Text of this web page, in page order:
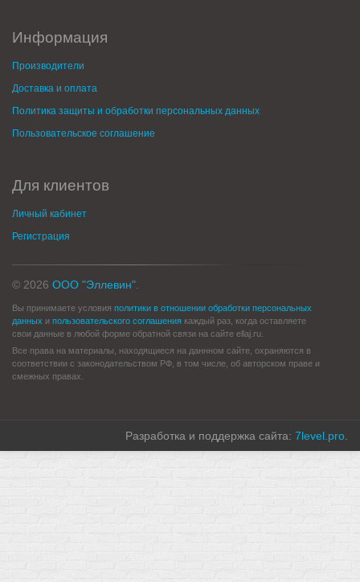
Информация
Производители
Доставка и оплата
Политика защиты и обработки персональных данных
Пользовательское соглашение
Для клиентов
Личный кабинет
Регистрация
© 2026 ООО "Эллевин"
Вы принимаете условия политики в отношении обработки персональных
данных и пользовательского соглашения каждый раз, когда оставляете
свои данные в любой форме обратной связи на сайте ellaj.ru.
Все права на материалы, находящиеся на даннном сайте, охраняются в
соответствии с законодательством РФ, в том числе, об авторском праве и
смежных правах.
Разработка и поддержка сайта: 7level.pro